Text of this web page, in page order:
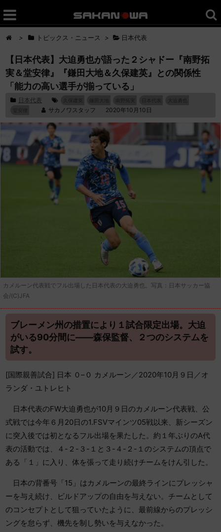
> トピックス・ニュース > 日本代表
【日本代表】大迫勇也が語った２シャドー『南野拓
実＆堂安律』『鎌田大地＆久保建英』との関係性
「能力の高い選手が揃っている」
日本代表 久保建英
サカノワスタッフ 2020年10月10日
カメルーン代表戦でフル出場した日本代表の大迫勇也。写真：日本サッカー協
会/(C)JFA
ブレーメン州の措置により１試合限定出場。大迫
がいる90分間に――森保監督、２つのシステムを
試す。
[国際親善試合] 日本 ０–０ カメルーン／2020年10月９日／オ
ランダ・ユトレヒト
日本代表のFW大迫勇也が10月９日のカメルーン代表戦、公
式戦では今年６月20日の1.FSVマインツ05戦以来、新シーズン
に突入後では初となるフル出場を果たした。約１年ぶりのA代
表の活動では、４-２-３-１と３-４-２-１のシステムの頂点で
ある「１」に入り、体を張って走り続けチームをけん引した。
日本の背番号「15」はカメルーンの最終ラインにプレッシャ
ーを与え続け、ビルドアップの自由を与えない。チームとして
のコンセプトとして狙っていたように、最前線からのプレッシ
ングを怠らず、機先を制し勢いを与えなかった。